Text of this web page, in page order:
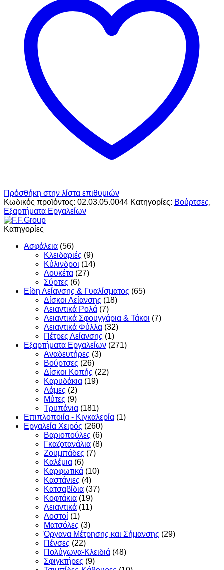
Πρόσθήκη στην λίστα επιθυμιών
Κωδικός προϊόντος: 02.03.05.0044 Κατηγορίες: Βούρτσες,
Εξαρτήματα Εργαλείων
Κατηγορίες
Ασφάλεια (56)
Κλειδαριές (9)
Κύλινδροι (14)
Λουκέτα (27)
Σύρτες (6)
Είδη Λείανσης & Γυαλίσματος (65)
Δίσκοι Λείανσης (18)
Λειαντικά Ρολά (7)
Λειαντικά Σφουγγάρια & Τάκοι (7)
Λειαντικά Φύλλα (32)
Πέτρες Λείανσης (1)
Εξαρτήματα Εργαλείων (271)
Αναδευτήρες (3)
Βούρτσες (26)
Δίσκοι Κοπής (22)
Καρυδάκια (19)
Λάμες (2)
Μύτες (9)
Τρυπάνια (181)
Επιπλοποιία - Κιγκαλερία (1)
Εργαλεία Χειρός (260)
Βαριοπούλες (6)
Γκαζοτανάλια (8)
Ζουμπάδες (7)
Καλέμια (6)
Καρφωτικά (10)
Καστάνιες (4)
Κατσαβίδια (37)
Κοφτάκια (19)
Λειαντικά (11)
Λοστοί (1)
Ματσόλες (3)
Όργανα Μέτρησης και Σήμανσης (29)
Πένσες (22)
Πολύγωνα-Κλειδιά (48)
Σφιγκτήρες (9)